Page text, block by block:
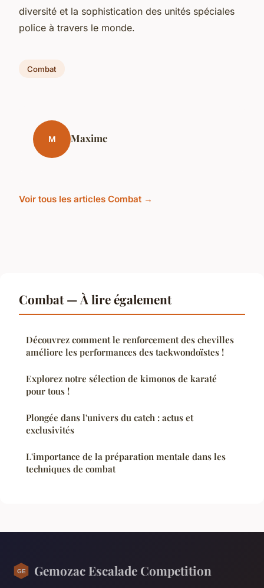
diversité et la sophistication des unités spéciales
police à travers le monde.
Combat
M Maxime
Voir tous les articles Combat →
Combat — À lire également
Découvrez comment le renforcement des chevilles
améliore les performances des taekwondoïstes !
Explorez notre sélection de kimonos de karaté
pour tous !
Plongée dans l'univers du catch : actus et
exclusivités
L'importance de la préparation mentale dans les
techniques de combat
Gemozac Escalade Competition